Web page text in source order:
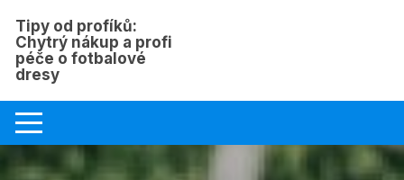
content
Tipy od profíků:
Chytrý nákup a profi
péče o fotbalové
dresy